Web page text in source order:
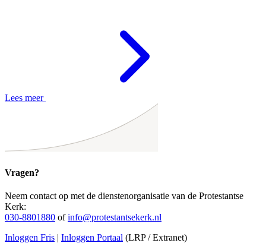
Lees meer
Vragen?
Neem contact op met de dienstenorganisatie van de Protestantse
Kerk:
030-8801880 ofinfo@protestantsekerk.nl
Inloggen Fris | Inloggen Portaal (LRP / Extranet)